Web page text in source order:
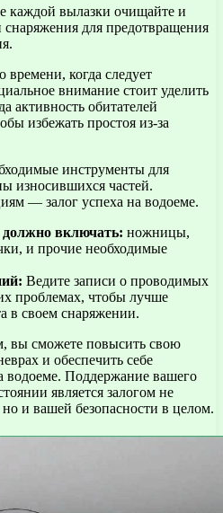
каждой вылазки очищайте и
снаряжения для предотвращения
когда следует
внимание стоит уделить
активность обитателей
избежать простоя из-за
инструменты для
износившихся частей.
— залог успеха на водоеме.
включать: ножницы,
и прочие необходимые
Ведите записи о проводимых
проблемах, чтобы лучше
в своем снаряжении.
вы сможете повысить свою
и обеспечить себе
водоеме. Поддержание вашего
является залогом не
и вашей безопасности в целом.